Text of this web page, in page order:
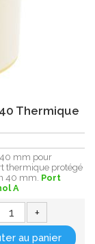
Thermique
mm pour
thermique protégé
40 mm. Port
A
+
au panier